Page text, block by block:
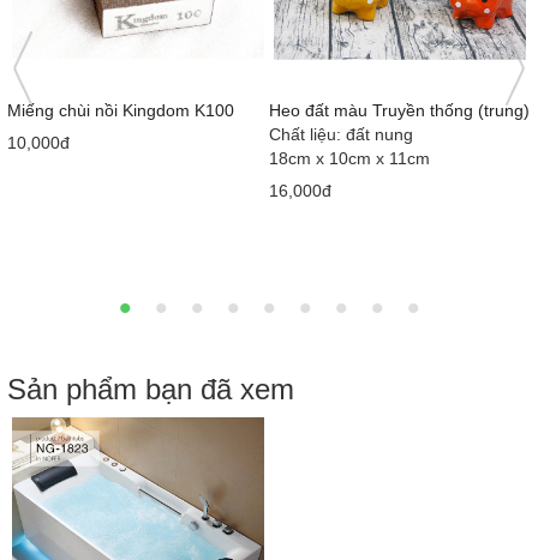
Cây đẩy nước sàn công nghiệp
đầu thép
Đường cát trắng
cây 12kg
283,000đ
Sản phẩm bạn đã xem